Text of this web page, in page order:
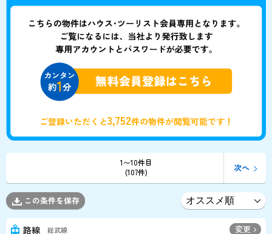
ご登録いただくと3,752件の物件が閲覧可能です！
1〜10件目
(107件)
次へ
この条件を保存
路線 総武線 変更